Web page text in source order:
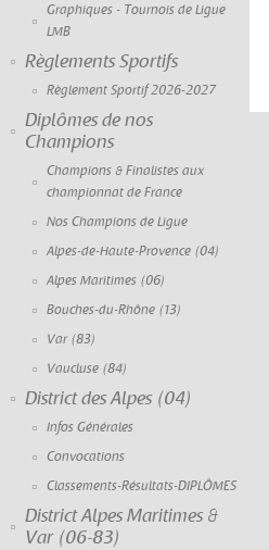
Graphiques - Tournois de Ligue
LMB
Règlements Sportifs
Règlement Sportif 2026-2027
Diplômes de nos
Champions
Champions & Finalistes aux
championnat de France
Nos Champions de Ligue
Alpes-de-Haute-Provence (04)
Alpes Maritimes (06)
Bouches-du-Rhône (13)
Var (83)
Vaucluse (84)
District des Alpes (04)
Infos Générales
Convocations
Classements-Résultats-DIPLÔMES
District Alpes Maritimes &
Var (06-83)